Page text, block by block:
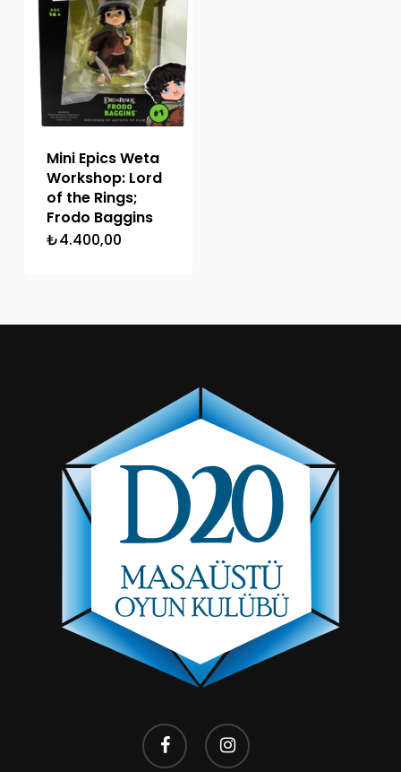
Mini Epics Weta
Workshop: Lord
of the Rings;
Frodo Baggins
₺4.400,00
facebook instagram